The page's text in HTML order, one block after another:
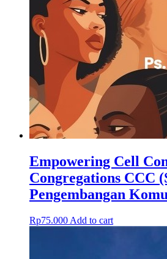
Empowering Cell
Congregations CCC
Pengembangan
Rp75.000 Add to cart